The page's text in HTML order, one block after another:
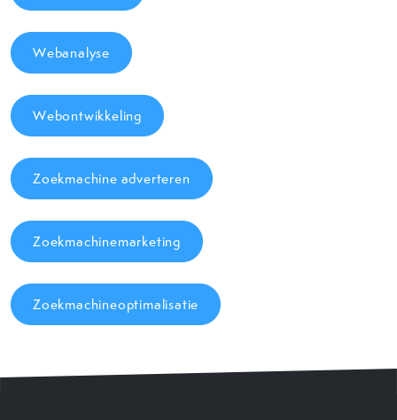
Webanalyse
Webontwikkeling
Zoekmachine adverteren
Zoekmachinemarketing
Zoekmachineoptimalisatie